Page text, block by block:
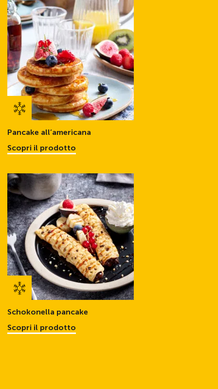
Pancake all’americana
Scopri il prodotto
Schokonella pancake
Scopri il prodotto